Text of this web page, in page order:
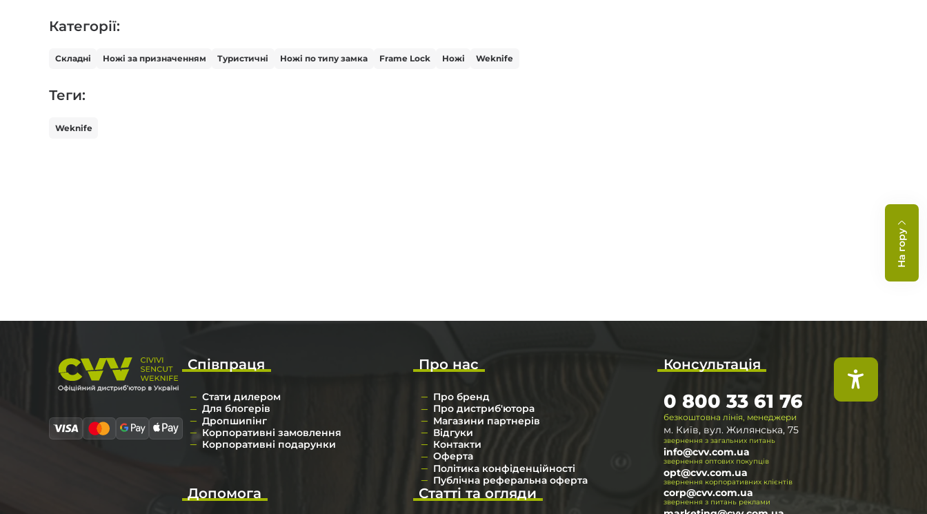
Категорії:
Складні Ножі за призначенням Туристичні Ножі по типу замка Frame Lock Ножі Weknife
Теги:
Weknife
На гору
Про нас
Про бренд
Про дистриб'ютора
Магазини партнерів
Відгуки
Контакти
Оферта
Політика конфіденційності
Публічна реферальна оферта
Співпраця
Стати дилером
Для блогерів
Дропшипінг
Корпоративні замовлення
Корпоративні подарунки
Статті та огляди
Допомога
Консультація
безкоштовна лінія, менеджери
0 800 33 61 76
м. Київ, вул. Жилянська, 75
звернення з загальних питань
info@cvv.com.ua
звернення оптових покупців
opt@cvv.com.ua
звернення корпоративних клієнтів
corp@cvv.com.ua
звернення з питань реклами